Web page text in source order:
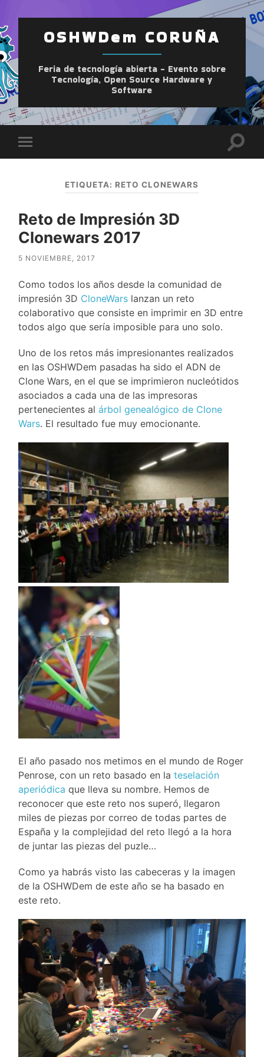
OSHWDem CORUÑA
Feria de tecnología abierta - Evento sobre
Tecnología, Open Source Hardware y
Software
el
ETIQUETA: RETO CLONEWARS
Reto de Impresión 3D
Clonewars 2017
5 NOVIEMBRE, 2017
Como todos los años desde la comunidad de
impresión 3D CloneWars lanzan un reto
colaborativo que consiste en imprimir en 3D entre
todos algo que sería imposible para uno solo.
Uno de los retos más impresionantes realizados
en las OSHWDem pasadas ha sido el ADN de
Clone Wars, en el que se imprimieron nucleótidos
asociados a cada una de las impresoras
pertenecientes alárbol genealógico de Clone
Wars. El resultado fue muy emocionante.
El año pasado nos metimos en el mundo de Roger
Penrose, con un reto basado en lateselación
aperiódica que lleva su nombre. Hemos de
reconocer que este reto nos superó, llegaron
miles de piezas por correo de todas partes de
España y la complejidad del reto llegó a la hora
de juntar las piezas del puzle…
Como ya habrás visto las cabeceras y la imagen
de la OSHWDem de este año se ha basado en
este reto.